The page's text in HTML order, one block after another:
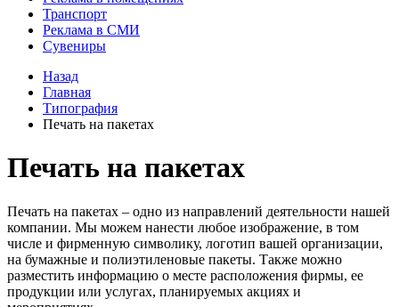
Транспорт
Реклама в СМИ
Сувениры
Назад
Главная
Типография
Печать на пакетах
Печать на пакетах
Печать на пакетах – одно из направлений деятельности нашей
компании. Мы можем нанести любое изображение, в том
числе и фирменную символику, логотип вашей организации,
на бумажные и полиэтиленовые пакеты. Также можно
разместить информацию о месте расположения фирмы, ее
продукции или услугах, планируемых акциях и